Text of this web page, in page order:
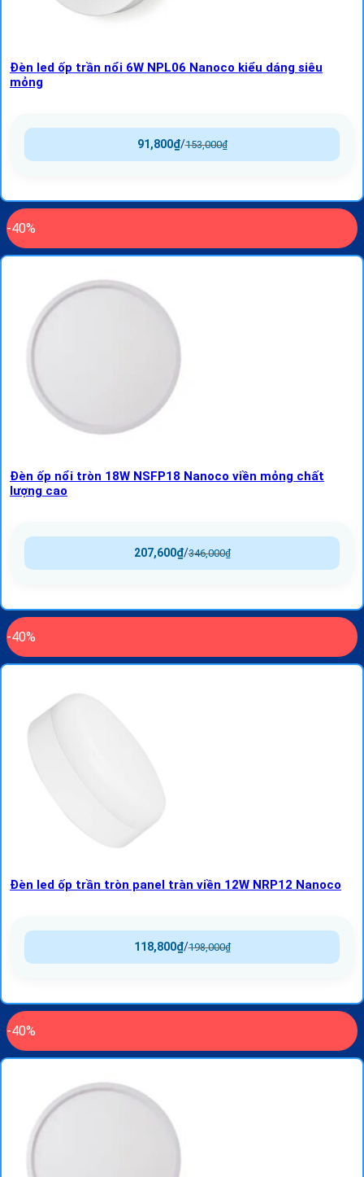
Đèn led ốp trần nổi 6W NPL06 Nanoco kiểu dáng siêu
mỏng
153,000₫
/
91,800₫
-40%
Đèn ốp nổi tròn 18W NSFP18 Nanoco viền mỏng chất
lượng cao
346,000₫
/
207,600₫
-40%
Đèn led ốp trần tròn panel tràn viền 12W NRP12 Nanoco
198,000₫
/
118,800₫
-40%